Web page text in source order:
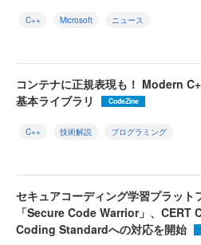
C++ Microsoft ニュース
コンテナに正規表現も！ Modern
基本ライブラリ
CodeZine
C++ 技術解説 プログラミング
セキュアコーディング学習プラット
「Secure Code Warrior」、CERT
Coding Standardへの対応を開始